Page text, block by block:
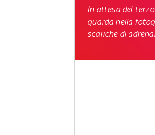
In attesa del terzo
guarda nella
scariche di